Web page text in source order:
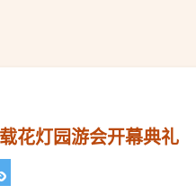
花灯园游会开幕典礼